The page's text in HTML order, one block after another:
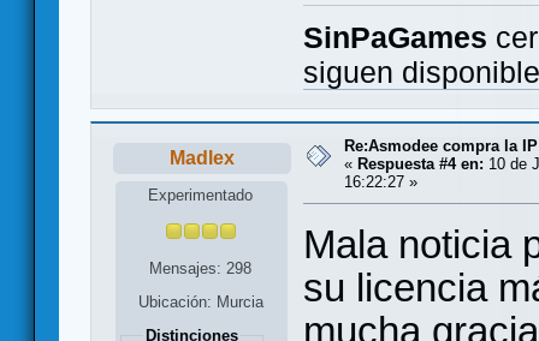
SinPaGames
siguen
Madlex
Experimentado
Mensajes: 298
Ubicación: Murcia
Distinciones
Re:Asmodee compra la
« Respuesta #4 en: 10 de
16:22:27 »
Mala noticia
su licencia
mucha